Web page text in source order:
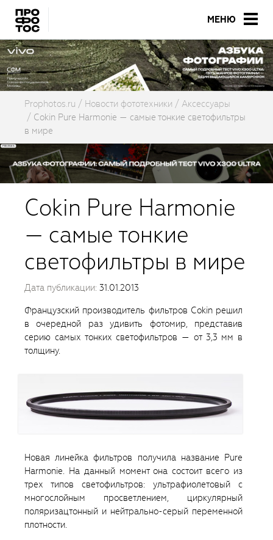
МЕНЮ
Prophotos.ru Новости фототехники
Аксессуары
Cokin Pure Harmonie — самые тонкие светофильтры
в мире
Cokin Pure Harmonie
— самые тонкие
светофильтры в мире
Дата публикации: 31.01.2013
Французский производитель фильтров Cokin решил
в очередной раз удивить фотомир, представив
серию самых тонких светофильтров — от 3,3 мм в
толщину.
Новая линейка фильтров получила название Pure
Harmonie. На данный момент она состоит всего из
трех типов светофильтров: ультрафиолетовый с
многослойным просветлением, циркулярный
поляризацтонный и нейтрально-серый переменной
плотности.